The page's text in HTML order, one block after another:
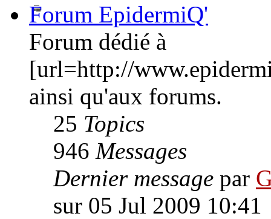
Forum EpidermiQ'
Forum dédié à
[url=http://
ainsi qu'aux forums.
25 Topics
946 Messages
Dernier message par
sur 05 Jul 2009 10:41